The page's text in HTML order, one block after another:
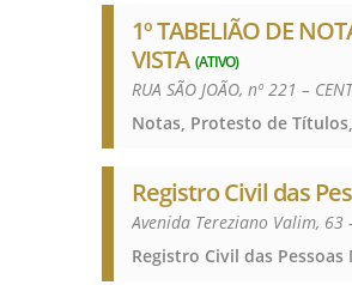
1º TABELIÃO DE
VISTA (ATIVO)
RUA SÃO JOÃO, nº 221 –
Notas, Protesto de
Registro Civil das
Avenida Tereziano Valim,